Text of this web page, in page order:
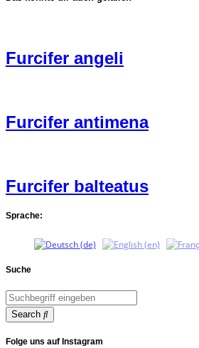
Furcifer angeli
Furcifer antimena
Furcifer balteatus
Sprache:
Suche
Search
Folge uns auf Instagram